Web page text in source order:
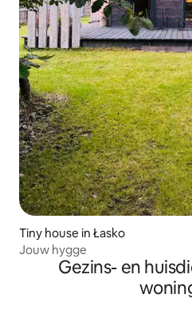
Tiny house in Łasko
Jouw hygge
Gezins- en